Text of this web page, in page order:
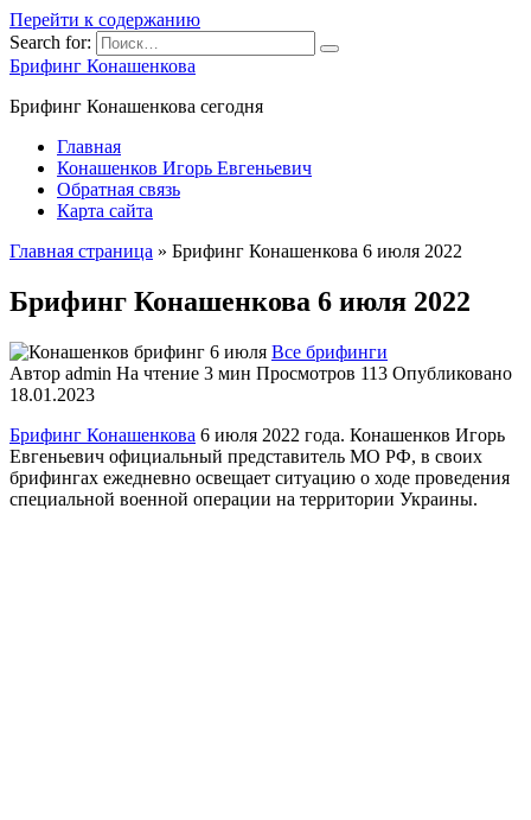
Перейти к содержанию
Search for:
Брифинг Конашенкова
Брифинг Конашенкова сегодня
Главная
Конашенков Игорь Евгеньевич
Обратная связь
Карта сайта
Главная страница » Брифинг Конашенкова 6 июля 2022
Брифинг Конашенкова 6 июля 2022
Все брифинги
Автор admin На чтение 3 мин Просмотров 113 Опубликовано
18.01.2023
Брифинг Конашенкова 6 июля 2022 года. Конашенков Игорь
Евгеньевич официальный представитель МО РФ, в своих
брифингах ежедневно освещает ситуацию о ходе проведения
специальной военной операции на территории Украины.